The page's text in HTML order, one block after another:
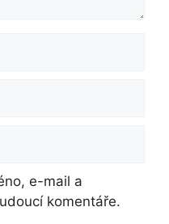
e-mail a
komentáře.